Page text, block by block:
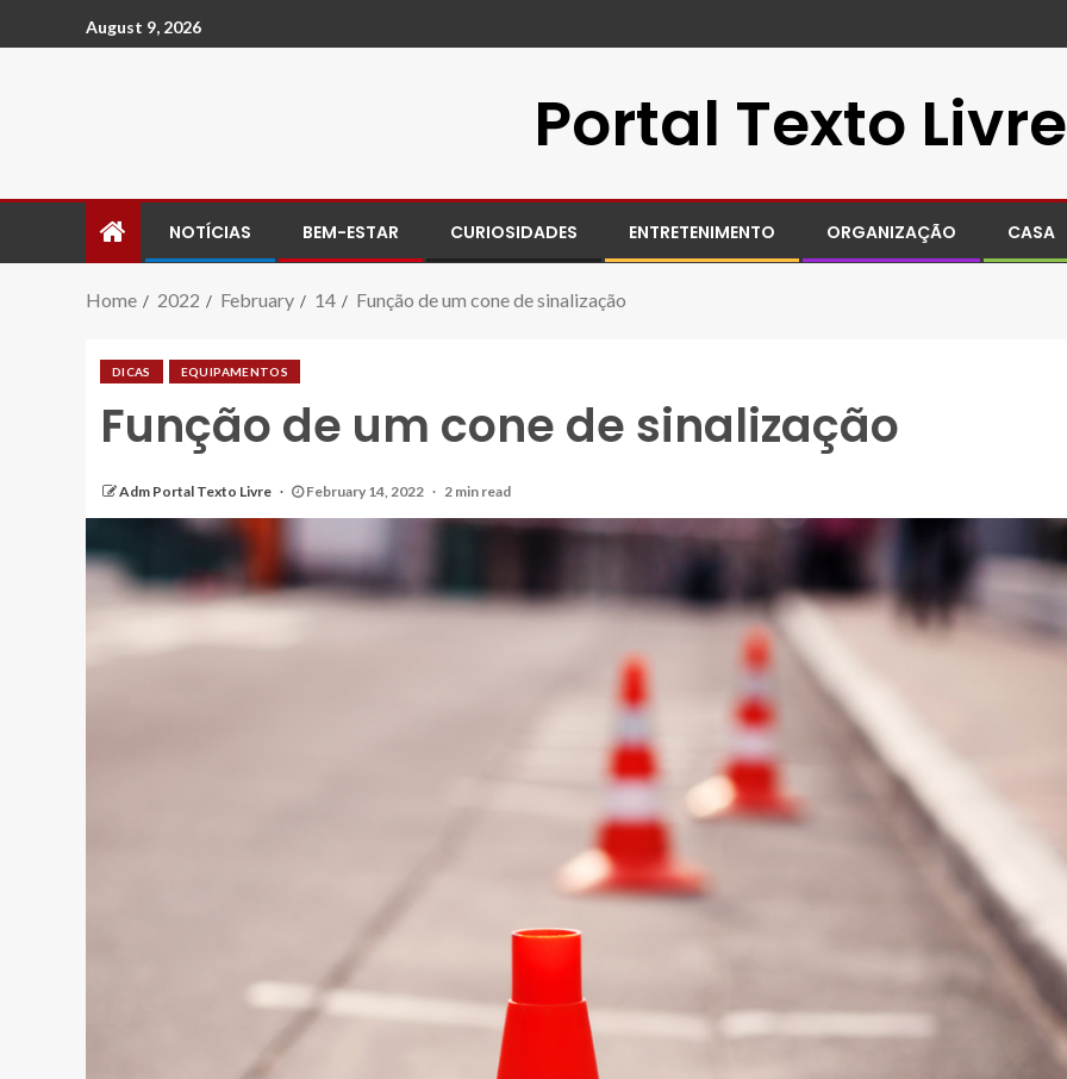
August 9, 2026
Portal Texto Livre
NOTÍCIAS BEM-ESTAR CURIOSIDADES ENTRETENIMENTO ORGANIZAÇÃO CASA
Home 2022 February 14 Função de um cone de sinalização
DICAS EQUIPAMENTOS
Função de um cone de sinalização
Adm Portal Texto Livre February 14, 2022 2 min read